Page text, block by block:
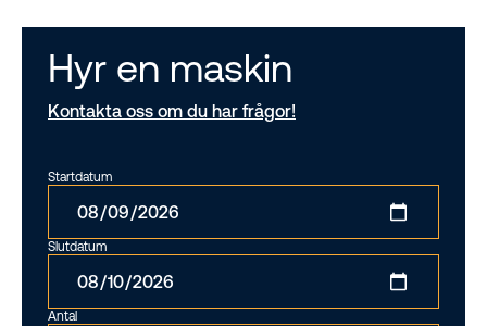
Hyr en maskin
Kontakta oss om du har frågor!
Startdatum
Slutdatum
Antal